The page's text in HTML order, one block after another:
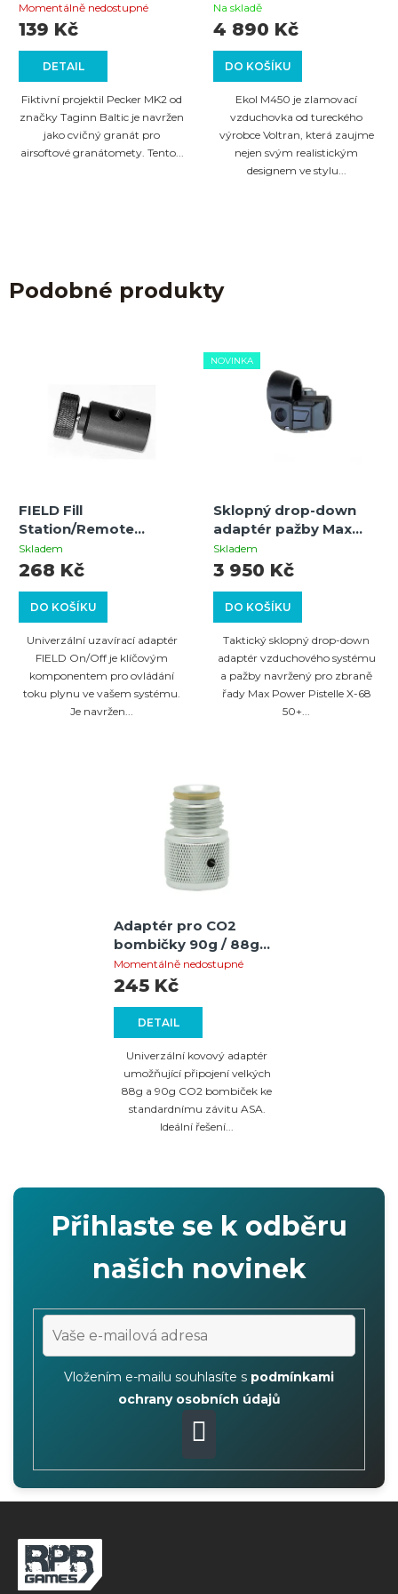
Momentálně nedostupné
DETAIL
139 Kč
Fiktivní projektil Pecker MK2 od
značky Taginn Baltic je navržen
jako cvičný granát pro
airsoftové granátomety. Tento...
cal.4,5mm
Na skladě
DO KOŠÍKU
4 890 Kč
Ekol M450 je zlamovací
vzduchovka od tureckého
výrobce Voltran, která zaujme
nejen svým realistickým
designem ve stylu...
Podobné produkty
FIELD Fill
Station/Remote
On/Off Adapter –
uzavírací adaptér pro
Skladem
DO KOŠÍKU
268 Kč
Univerzální uzavírací adaptér
FIELD On/Off je klíčovým
komponentem pro ovládání
toku plynu ve vašem systému.
Je navržen...
NOVINKA
Sklopný drop-down
adaptér pažby Max
Power Pistelle X-68
50+ Joules s
mechanismem Gen3
Skladem
DO KOŠÍKU
3 950 Kč
Taktický sklopný drop-down
adaptér vzduchového systému
a pažby navržený pro zbraně
řady Max Power Pistelle X-68
50+...
Adaptér pro CO2
bombičky 90g / 88g
na paintballový závit
ASA pro zbraně T4E
Momentálně nedostupné
DETAIL
245 Kč
Univerzální kovový adaptér
umožňující připojení velkých
88g a 90g CO2 bombiček ke
standardnímu závitu ASA.
Ideální řešení...
Přihlaste se k odběru
našich novinek
Vložením e-mailu souhlasíte s podmínkami
ochrany osobních údajů
PŘIHLÁSIT
SE